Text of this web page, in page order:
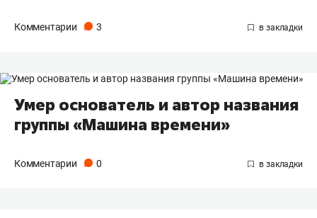
Комментарии 3
Умер основатель и автор названия
группы «Машина времени»
Комментарии 0